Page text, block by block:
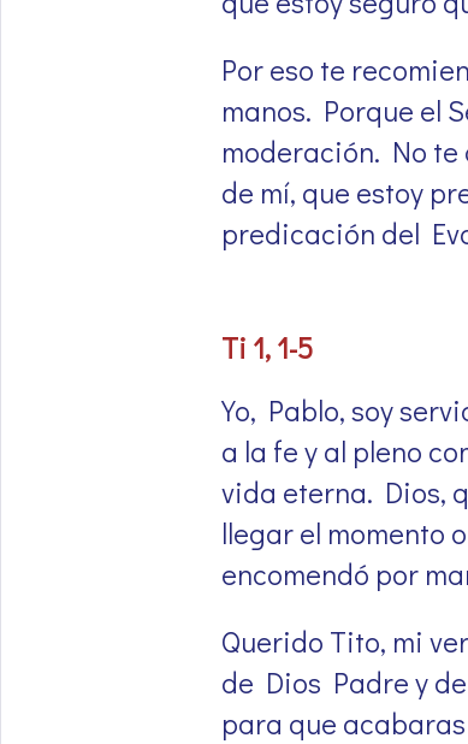
Por eso te
manos. Porque el
moderación. No te
de mí, que estoy
predicación del
Ti 1, 1-5
Yo, Pablo, soy
a la fe y al pleno
vida eterna. Dios,
llegar el momento
encomendó por
Querido Tito, mi
de Dios Padre y
para que